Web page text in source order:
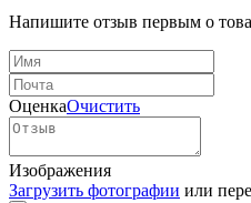
Напишите отзыв первым о
ОценкаОчистить
Изображения
Загрузить фотографии или